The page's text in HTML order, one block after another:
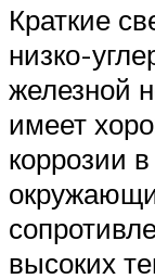
Краткие
низко-
железной
имеет
коррозии
высоких